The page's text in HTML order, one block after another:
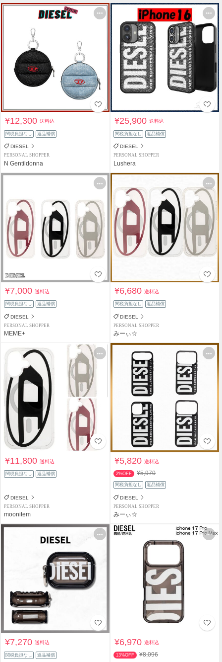
¥12,300送料込
関税負担なし 返品補償
DIESEL
PERSONAL SHOPPER
N Gentildonna
¥25,900送料込
関税負担なし 返品補償
DIESEL
PERSONAL SHOPPER
Lushera
¥7,000送料込
関税負担なし 返品補償
DIESEL
PERSONAL SHOPPER
MEME+
¥6,680送料込
関税負担なし 返品補償
DIESEL
PERSONAL SHOPPER
みーぃ☆
¥11,800送料込
関税負担なし 返品補償
DIESEL
PERSONAL SHOPPER
moonitem
¥5,820送料込
2%OFF ¥5,970
関税負担なし 返品補償
DIESEL
PERSONAL SHOPPER
みーぃ☆
¥7,270送料込
関税負担なし 返品補償
¥6,970送料込
13%OFF ¥8,096